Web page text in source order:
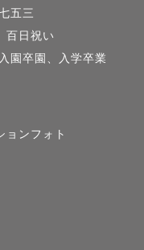
お返事も遅
基本的には
日でも撮影
ぜひお気軽
📩【指名料
SNS掲載
詳しくはご
五三
百日祝い
入園卒園、入学卒業
ョンフォト